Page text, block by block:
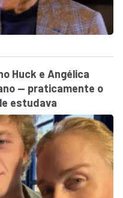
Huck e Angélica
— praticamente o
estudava